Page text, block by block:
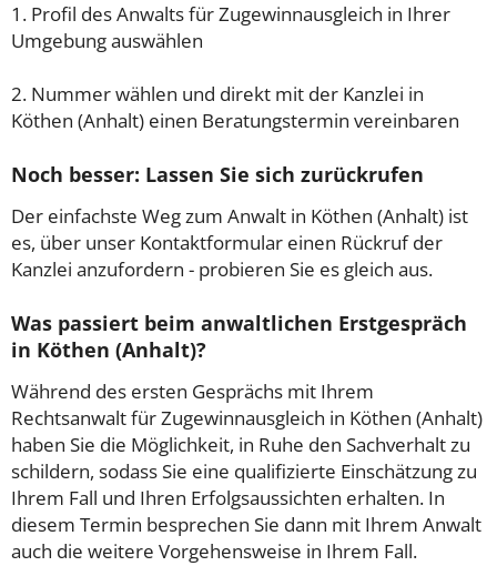
1. Profil des Anwalts für Zugewinnausgleich in Ihrer
Umgebung auswählen
2. Nummer wählen und direkt mit der Kanzlei in
Köthen (Anhalt) einen Beratungstermin vereinbaren
Noch besser: Lassen Sie sich zurückrufen
Der einfachste Weg zum Anwalt in Köthen (Anhalt) ist
es, über unser Kontaktformular einen Rückruf der
Kanzlei anzufordern - probieren Sie es gleich aus.
Was passiert beim anwaltlichen Erstgespräch
in Köthen (Anhalt)?
Während des ersten Gesprächs mit Ihrem
Rechtsanwalt für Zugewinnausgleich in Köthen (Anhalt)
haben Sie die Möglichkeit, in Ruhe den Sachverhalt zu
schildern, sodass Sie eine qualifizierte Einschätzung zu
Ihrem Fall und Ihren Erfolgsaussichten erhalten. In
diesem Termin besprechen Sie dann mit Ihrem Anwalt
auch die weitere Vorgehensweise in Ihrem Fall.